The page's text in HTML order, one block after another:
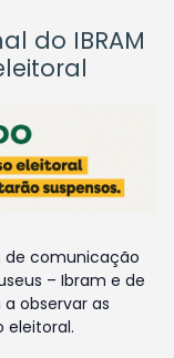
do IBRAM
de comunicação
– Ibram e de
observar as
eleitoral.